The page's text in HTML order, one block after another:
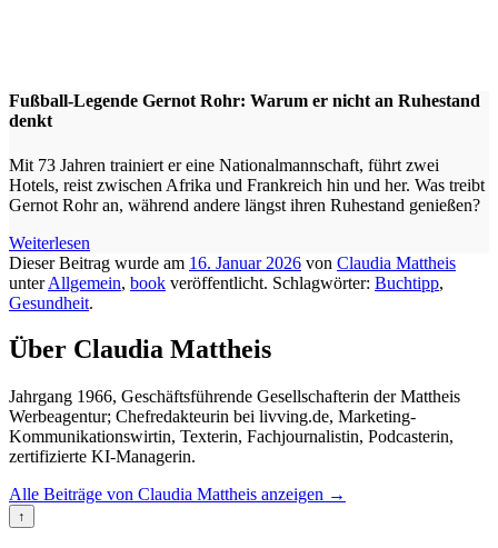
Fußball-Legende Gernot Rohr: Warum er nicht an Ruhestand
denkt
Mit 73 Jahren trainiert er eine Nationalmannschaft, führt zwei
Hotels, reist zwischen Afrika und Frankreich hin und her. Was treibt
Gernot Rohr an, während andere längst ihren Ruhestand genießen?
Weiterlesen
Dieser Beitrag wurde am 16. Januar 2026 von Claudia Mattheis
unterAllgemein, book veröffentlicht. Schlagwörter: Buchtipp,
Gesundheit.
Über Claudia Mattheis
Jahrgang 1966, Geschäftsführende Gesellschafterin der Mattheis
Werbeagentur; Chefredakteurin bei livving.de, Marketing-
Kommunikationswirtin, Texterin, Fachjournalistin, Podcasterin,
zertifizierte KI-Managerin.
Alle Beiträge von Claudia Mattheis anzeigen →
↑